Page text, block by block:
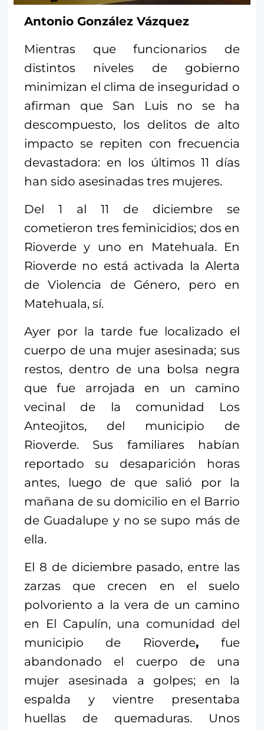
Antonio González Vázquez
Mientras que funcionarios de
distintos niveles de gobierno
minimizan el clima de inseguridad o
afirman que San Luis no se ha
descompuesto, los delitos de alto
impacto se repiten con frecuencia
devastadora: en los últimos 11 días
han sido asesinadas tres mujeres.
Del 1 al 11 de diciembre se
cometieron tres feminicidios; dos en
Rioverde y uno en Matehuala. En
Rioverde no está activada la Alerta
de Violencia de Género, pero en
Matehuala, sí.
Ayer por la tarde fue localizado el
cuerpo de una mujer asesinada; sus
restos, dentro de una bolsa negra
que fue arrojada en un camino
vecinal de la comunidad Los
Anteojitos, del municipio de
Rioverde. Sus familiares habían
reportado su desaparición horas
antes, luego de que salió por la
mañana de su domicilio en el Barrio
de Guadalupe y no se supo más de
ella.
El 8 de diciembre pasado, entre las
zarzas que crecen en el suelo
polvoriento a la vera de un camino
en El Capulín, una comunidad del
municipio de Rioverde,fue
abandonado el cuerpo de una
mujer asesinada a golpes; en la
espalda y vientre presentaba
huellas de quemaduras. Unos